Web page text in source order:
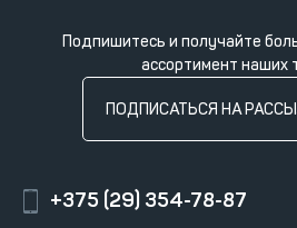
Подпишитесь и получайте
ассортимент наших
ПОДПИСАТЬСЯ НА
+375 (29) 354-78-87